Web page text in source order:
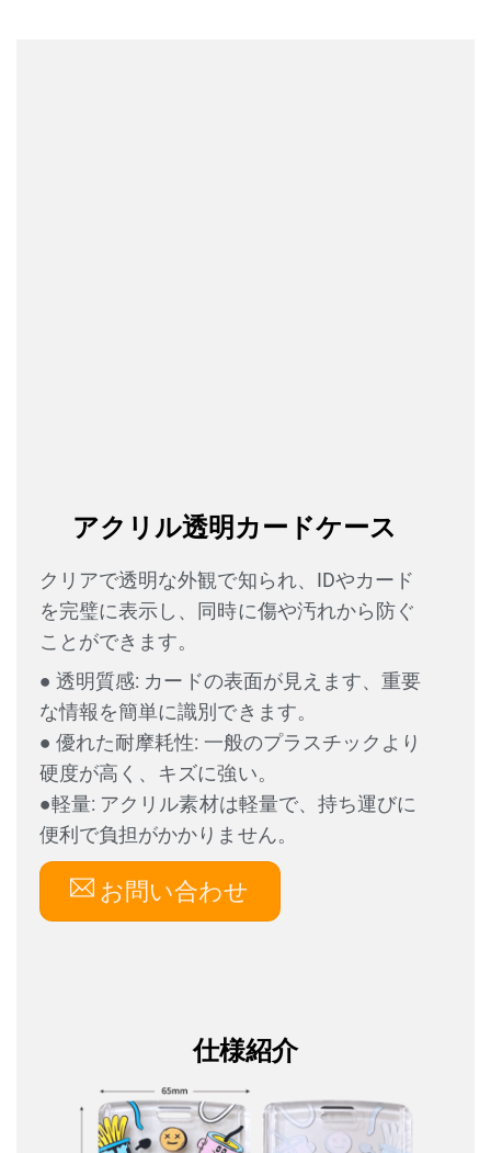
アクリル透明カードケース
クリアで透明な外観で知られ、IDやカード
を完璧に表示し、同時に傷や汚れから防ぐ
ことができます。
●透明質感: カードの表面が見えます、重要
な情報を簡単に識別できます。
●優れた耐摩耗性: 一般のプラスチックより
硬度が高く、キズに強い。
●軽量: アクリル素材は軽量で、持ち運びに
便利で負担がかかりません。
お問い合わせ
仕様紹介